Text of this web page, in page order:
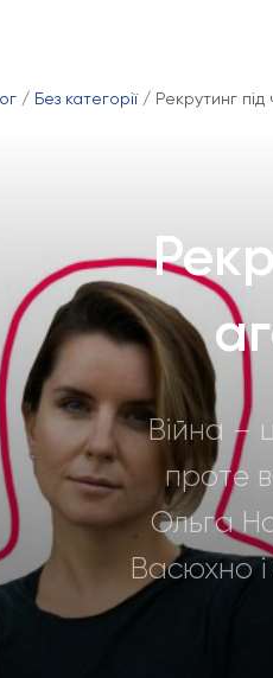
/ Без категорії/ Рекрутинг
Війна –
проте
Ольга
Васюхно